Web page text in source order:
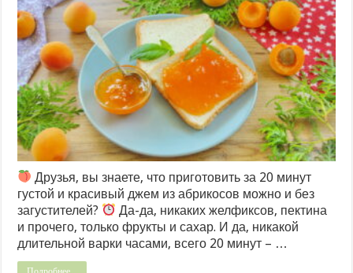
Друзья, вы знаете, что приготовить за 20 минут
густой и красивый джем из абрикосов можно и без
загустителей?
Да-да, никаких желфиксов, пектина
и прочего, только фрукты и сахар. И да, никакой
длительной варки часами, всего 20 минут – …